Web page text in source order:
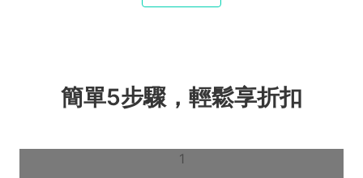
簡單5步驟，輕鬆享折扣
1